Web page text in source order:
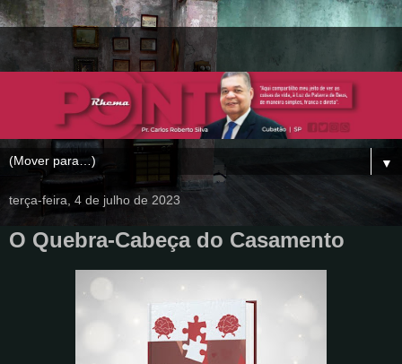
▼
terça-feira, 4 de julho de 2023
O Quebra-Cabeça do Casamento